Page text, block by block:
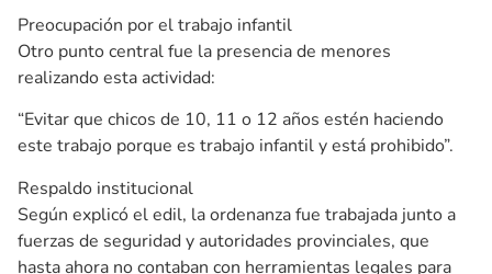
Preocupación por el trabajo infantil
Otro punto central fue la presencia de menores
realizando esta actividad:
“Evitar que chicos de 10, 11 o 12 años estén haciendo
este trabajo porque es trabajo infantil y está prohibido”.
Respaldo institucional
Según explicó el edil, la ordenanza fue trabajada junto a
fuerzas de seguridad y autoridades provinciales, que
hasta ahora no contaban con herramientas legales para